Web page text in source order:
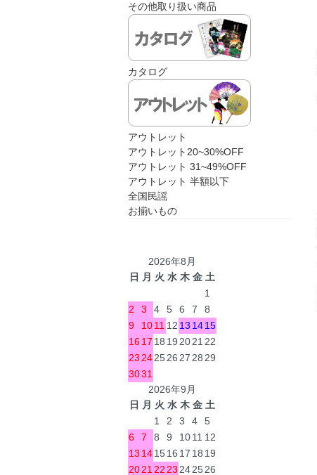
その他取り扱い商品
カタログ
アウトレット
アウトレット20~30%OFF
アウトレット 31~49%OFF
アウトレット 半額以下
全国民謡
お揃いもの
2026年8月
日 月 火 水 木 金 土
1
2
3 4 5 6 7
8
9
1011 12 13 1415
1617 18 19202122
23242526272829
3031
2026年9月
日 月 火 水 木 金 土
1
2 3 4
5
6
7 8 9 1011 12
13 141516 17 18 19
20212223242526